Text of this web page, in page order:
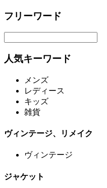
フリーワード
人気キーワード
メンズ
レディース
キッズ
雑貨
ヴィンテージ、リメイク
ヴィンテージ
ジャケット